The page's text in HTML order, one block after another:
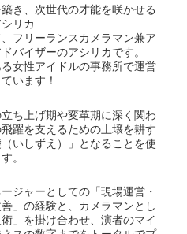
き、次世代の才能を咲かせる
リカ
フリーランスカメラマン兼ア
バイザーのアシリカです。
る女性アイドルの事務所で運営
います！
ち上げ期や変革期に深く関わ
躍を支えるための土壌を耕す
（いしずえ）」となることを使
。
ジャーとしての「現場運営・
」の経験と、カメラマンとし
」を掛け合わせ、演者のマイ